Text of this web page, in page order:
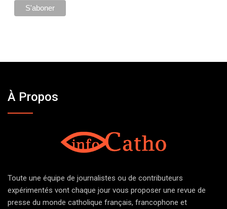
À Propos
Toute une équipe de journalistes ou de contributeurs
expérimentés vont chaque jour vous proposer une revue de
presse du monde catholique français, francophone et